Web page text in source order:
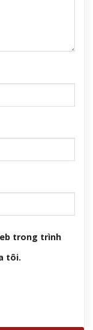
trong trình
tôi.